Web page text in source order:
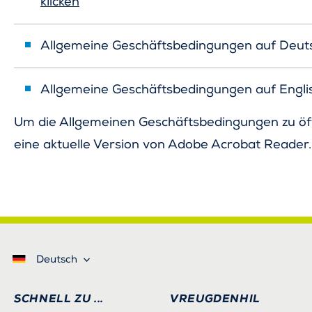
Allgemeine Geschäftsbedingungen auf
Allgemeine Geschäftsbedingungen auf
Um die Allgemeinen Geschäftsbedingungen zu
eine aktuelle Version von Adobe Acrobat Reader.
Deutsch
SCHNELL ZU ... VREUGDENHIL